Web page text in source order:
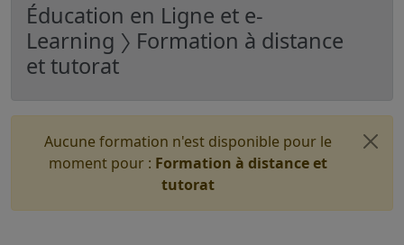
Éducation en Ligne et e-
Learning 〉 Formation à distance
et tutorat
Aucune formation n'est disponible pour le
moment pour : Formation à distance et
tutorat